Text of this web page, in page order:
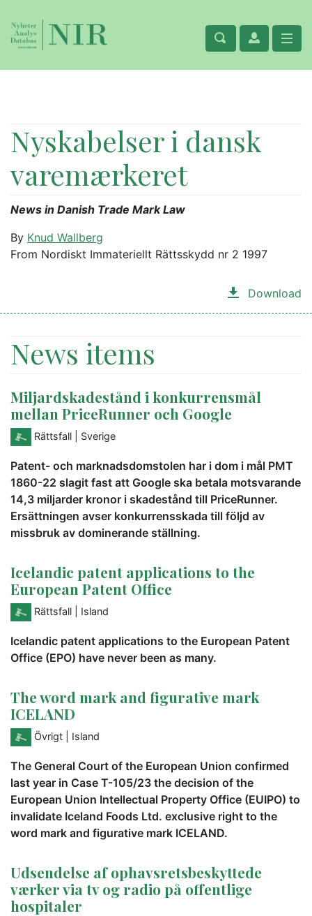
Nyskabelser i dansk
varemærkeret
News in Danish Trade Mark Law
By Knud Wallberg
From Nordiskt Immateriellt Rättsskydd nr 2 1997
Download
News items
Miljardskadestånd i konkurrensmål
mellan PriceRunner och Google
Rättsfall | Sverige
Patent- och marknadsdomstolen har i dom i mål PMT
1860-22 slagit fast att Google ska betala motsvarande
14,3 miljarder kronor i skadestånd till PriceRunner.
Ersättningen avser konkurrensskada till följd av
missbruk av dominerande ställning.
Icelandic patent applications to the
European Patent Office
Rättsfall | Island
Icelandic patent applications to the European Patent
Office (EPO) have never been as many.
The word mark and figurative mark
ICELAND
Övrigt | Island
The General Court of the European Union confirmed
last year in Case T-105/23 the decision of the
European Union Intellectual Property Office (EUIPO) to
invalidate Iceland Foods Ltd. exclusive right to the
word mark and figurative mark ICELAND.
Udsendelse af ophavsretsbeskyttede
værker via tv og radio på offentlige
hospitaler